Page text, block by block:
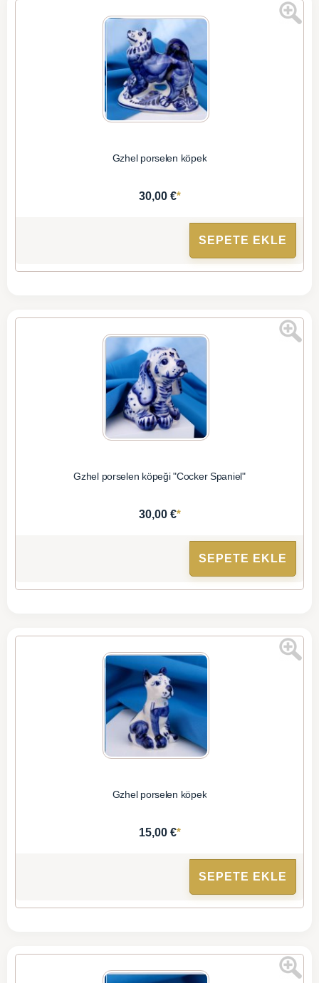
Gzhel porselen köpek
30,00 €*
SEPETE EKLE
Gzhel porselen köpeği "Cocker Spaniel"
30,00 €*
SEPETE EKLE
Gzhel porselen köpek
15,00 €*
SEPETE EKLE